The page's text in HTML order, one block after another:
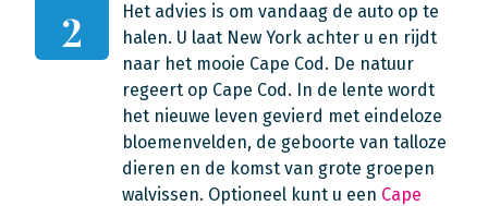
2
Het advies is om vandaag de auto op te
halen. U laat New York achter u en rijdt
naar het mooie Cape Cod. De natuur
regeert op Cape Cod. In de lente wordt
het nieuwe leven gevierd met eindeloze
bloemenvelden, de geboorte van talloze
dieren en de komst van grote groepen
walvissen. Optioneel kunt u een Cape